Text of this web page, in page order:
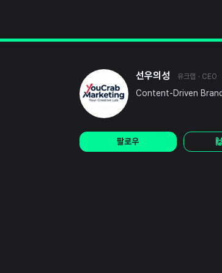
선우의성 유크랩 · CEO
Content-Driven
팔로우